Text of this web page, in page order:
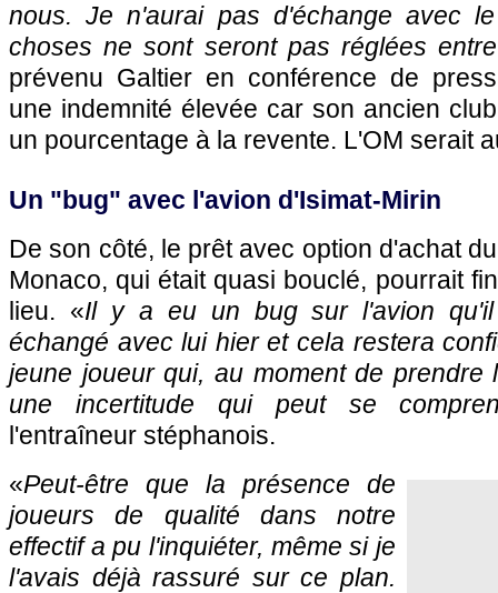
nous. Je n'aurai pas d'échange avec
choses ne sont seront pas réglées
prévenu Galtier en conférence de
une indemnité élevée car son ancien
un pourcentage à la revente. L'OM serait
Un "bug" avec l'avion d'Isimat-Mirin
De son côté, le prêt avec option d'achat
Monaco, qui était quasi bouclé, pourrait
lieu. «Il y a eu un bug sur l'avion qu'il
échangé avec lui hier et cela restera
jeune joueur qui, au moment de prendre
une incertitude qui peut se
l'entraîneur stéphanois.
«Peut-être que la présence de
joueurs de qualité dans notre
effectif a pu l'inquiéter, même si je
l'avais déjà rassuré sur ce plan.